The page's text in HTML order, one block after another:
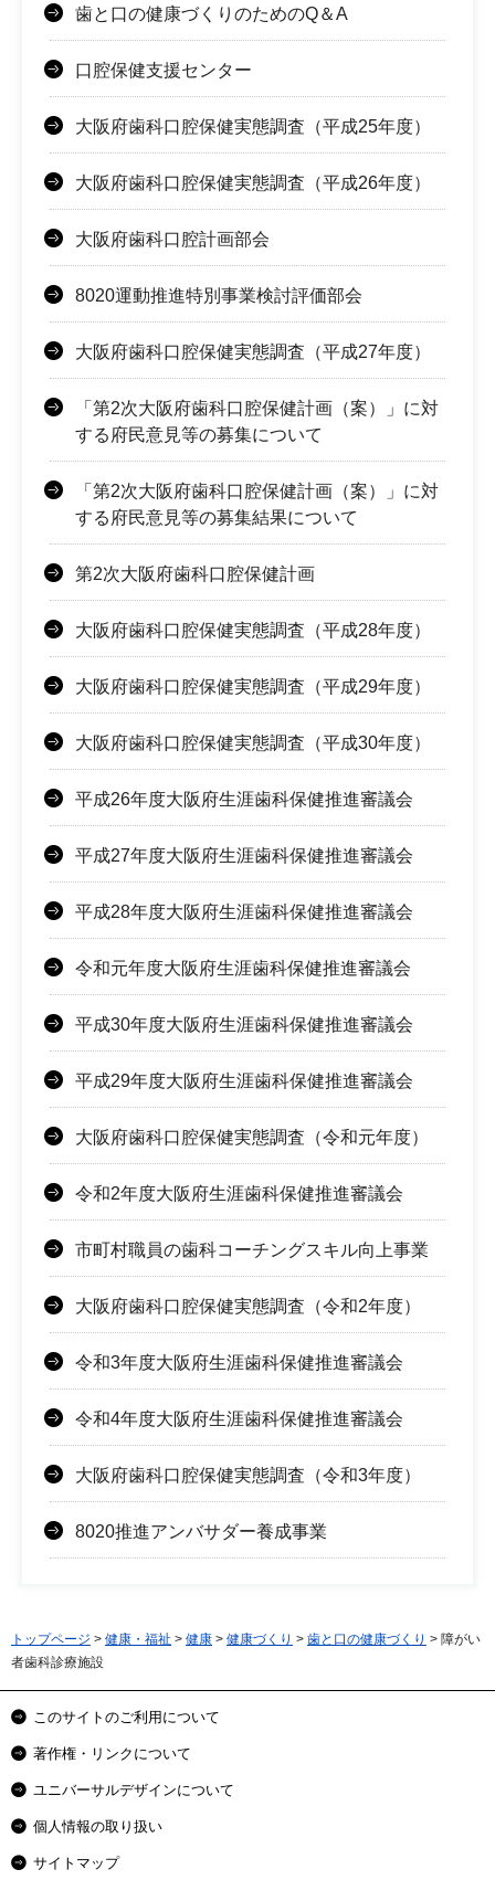
歯と口の健康づくりのためのQ＆A
口腔保健支援センター
大阪府歯科口腔保健実態調査（平成25年度）
大阪府歯科口腔保健実態調査（平成26年度）
大阪府歯科口腔計画部会
8020運動推進特別事業検討評価部会
大阪府歯科口腔保健実態調査（平成27年度）
「第2次大阪府歯科口腔保健計画（案）」に対
する府民意見等の募集について
「第2次大阪府歯科口腔保健計画（案）」に対
する府民意見等の募集結果について
第2次大阪府歯科口腔保健計画
大阪府歯科口腔保健実態調査（平成28年度）
大阪府歯科口腔保健実態調査（平成29年度）
大阪府歯科口腔保健実態調査（平成30年度）
平成26年度大阪府生涯歯科保健推進審議会
平成27年度大阪府生涯歯科保健推進審議会
平成28年度大阪府生涯歯科保健推進審議会
令和元年度大阪府生涯歯科保健推進審議会
平成30年度大阪府生涯歯科保健推進審議会
平成29年度大阪府生涯歯科保健推進審議会
大阪府歯科口腔保健実態調査（令和元年度）
令和2年度大阪府生涯歯科保健推進審議会
市町村職員の歯科コーチングスキル向上事業
大阪府歯科口腔保健実態調査（令和2年度）
令和3年度大阪府生涯歯科保健推進審議会
令和4年度大阪府生涯歯科保健推進審議会
大阪府歯科口腔保健実態調査（令和3年度）
8020推進アンバサダー養成事業
トップページ > 健康・福祉 > 健康 > 健康づくり > 歯と口の健康づくり > 障がい
者歯科診療施設
このサイトのご利用について
著作権・リンクについて
ユニバーサルデザインについて
個人情報の取り扱い
サイトマップ